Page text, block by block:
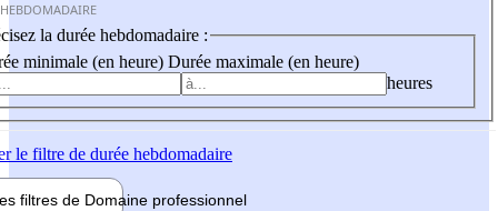
la durée hebdomadaire :
minimale (en heure) Durée maximale (en heure)
heures
le filtre de durée hebdomadaire
filtres de Domaine professionnel